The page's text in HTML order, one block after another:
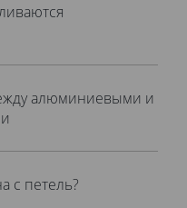
алюминиевыми и
с петель?